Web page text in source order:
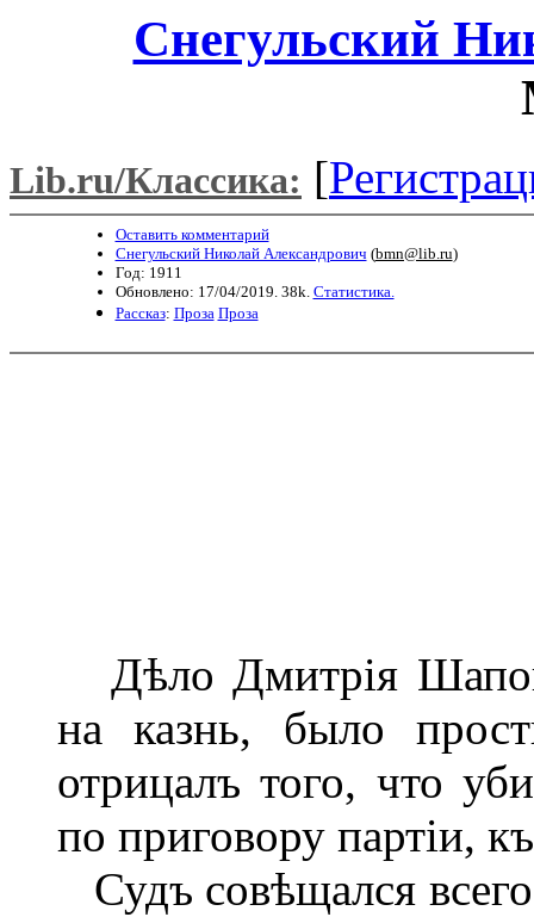
Снегульский
Lib.ru/Классика: [
Оставить комментарий
Снегульский Николай Александрович (bmn@lib.ru)
Год: 1911
Обновлено: 17/04/2019. 38k. Статистика.
Рассказ: Проза Проза
Дѣло Дмитрія
на казнь, было
отрицалъ того, что
по приговору партіи,
Судъ совѣщался